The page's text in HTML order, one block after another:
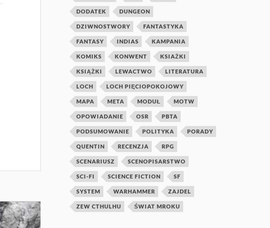
DODATEK DUNGEON
DZIWNOSTWORY FANTASTYKA
FANTASY INDIAS KAMPANIA
KOMIKS KONWENT KSIAŻKI
KSIĄŻKI LEWACTWO LITERATURA
LOCH LOCH PIĘCIOPOKOJOWY
MAPA META MODUŁ MOTW
OPOWIADANIE OSR PBTA
PODSUMOWANIE POLITYKA PORADY
QUENTIN RECENZJA RPG
SCENARIUSZ SCENOPISARSTWO
SCI-FI SCIENCE FICTION SF
SYSTEM WARHAMMER ZAJDEL
ZEW CTHULHU ŚWIAT MROKU